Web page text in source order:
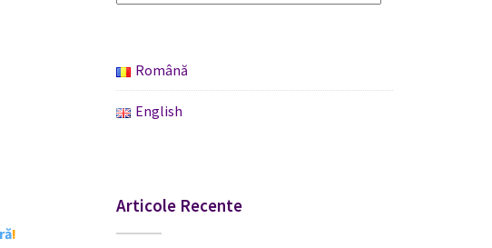
!
Română
English
Articole Recente